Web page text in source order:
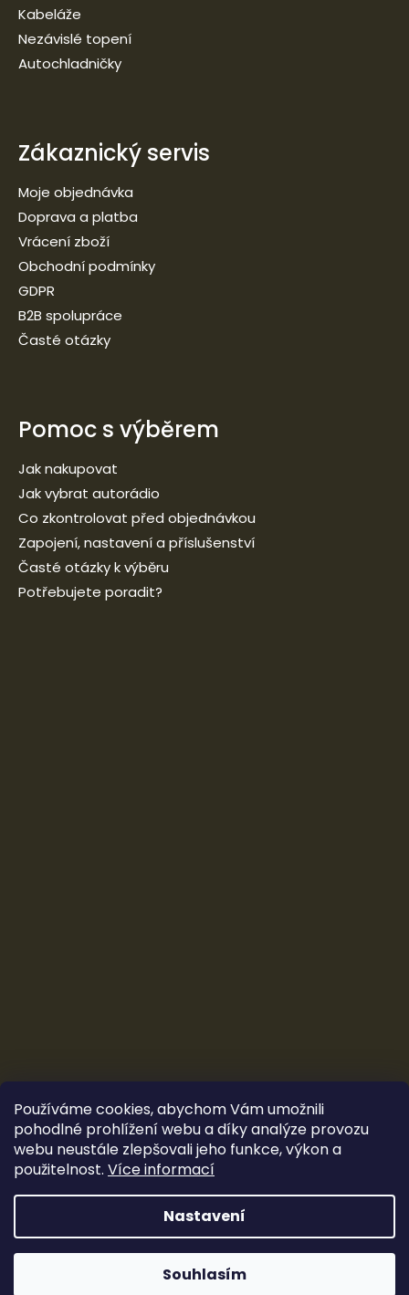
Používáme cookies, abychom Vám umožnili
pohodlné prohlížení webu a díky analýze provozu
webu neustále zlepšovali jeho funkce, výkon a
použitelnost. Více informací
Nastavení
Souhlasím
Kabeláže
Nezávislé topení
Autochladničky
Zákaznický servis
Moje objednávka
Doprava a platba
Vrácení zboží
Obchodní podmínky
GDPR
B2B spolupráce
Časté otázky
Pomoc s výběrem
Jak nakupovat
Jak vybrat autorádio
Co zkontrolovat před objednávkou
Zapojení, nastavení a příslušenství
Časté otázky k výběru
Potřebujete poradit?
Vytvořil Shoptet&Ludec
Copyright 2026CarTune Stereo s.r.o.. Všechna práva
vyhrazena.